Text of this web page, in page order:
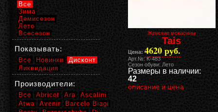
Женские мокасины
Tais
Цена: 4620 руб.
Арт.№: K-483
Сезон обуви: Лето
Размеры в наличии:
42
описание и цена
Все
Зима
Демисезон
Лето
Всесезон
Показывать:
Все Новинки
Дисконт
Ликвидация
Производители:
Все Abricot Ara
Ascalini
Atwa
Avenir
Barcelo Biagi